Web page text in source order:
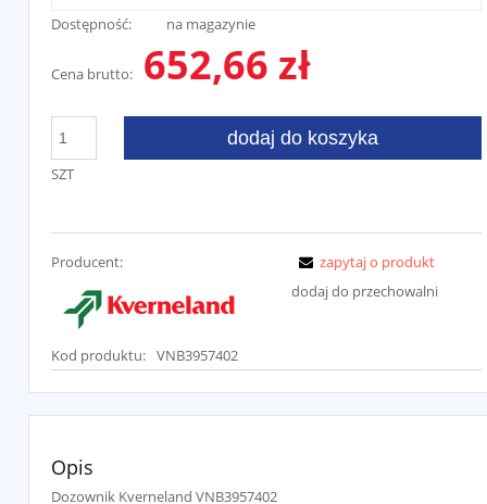
Dostępność: na magazynie
Cena brutto: 652,66 zł
SZT
dodaj do koszyka
Producent:
Kod produktu: VNB3957402
zapytaj o produkt
dodaj do przechowalni
Opis
Dozownik Kverneland VNB3957402